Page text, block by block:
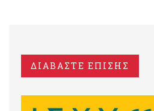
ΔΙΑΒΑΣΤΕ ΕΠΙΣΗΣ